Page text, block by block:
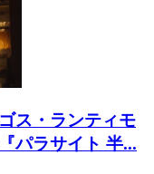
ス・ランティモ
パラサイト 半...